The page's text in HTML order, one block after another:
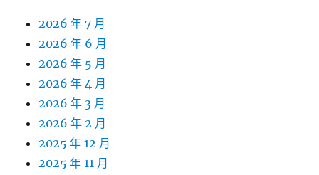
2026 年 7 月
2026 年 6 月
2026 年 5 月
2026 年 4 月
2026 年 3 月
2026 年 2 月
2025 年 12 月
2025 年 11 月